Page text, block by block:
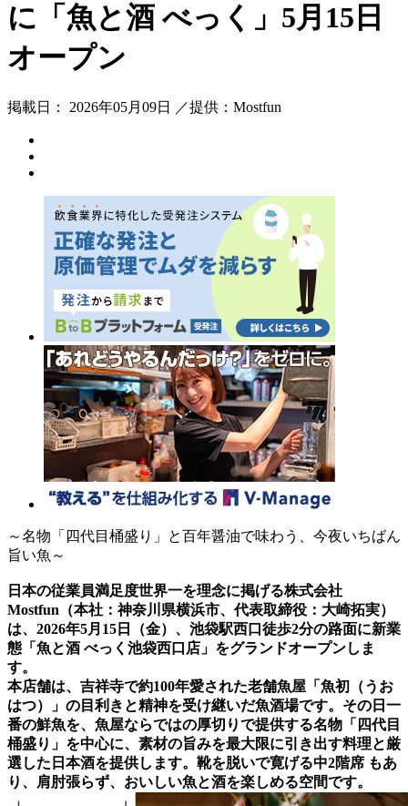
に「魚と酒 べっく」5月15日
オープン
掲載日： 2026年05月09日 ／提供：Mostfun
～名物「四代目桶盛り」と百年醤油で味わう、今夜いちばん
旨い魚～
日本の従業員満足度世界一を理念に掲げる株式会社
Mostfun（本社：神奈川県横浜市、代表取締役：大崎拓実）
は、2026年5月15日（金）、池袋駅西口徒歩2分の路面に新業
態「魚と酒 べっく池袋西口店」をグランドオープンしま
す。
本店舗は、吉祥寺で約100年愛された老舗魚屋「魚初（うお
はつ）」の目利きと精神を受け継いだ魚酒場です。その日一
番の鮮魚を、魚屋ならではの厚切りで提供する名物「四代目
桶盛り」を中心に、素材の旨みを最大限に引き出す料理と厳
選した日本酒を提供します。靴を脱いで寛げる中2階席 もあ
り、肩肘張らず、おいしい魚と酒を楽しめる空間です。